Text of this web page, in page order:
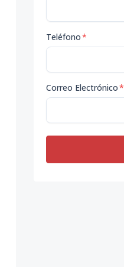
Teléfono*
Correo Electrónico*